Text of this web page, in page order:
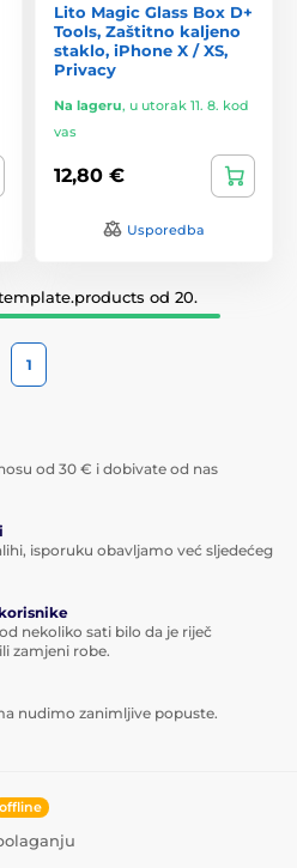
Lito Magic Glass Box D+
Tools, Zaštitno kaljeno
staklo, iPhone X / XS,
Privacy
Na lageru, u utorak 11. 8. kod
vas
12,80 €
Usporedba
od 20.
1
od 30 € i dobivate od nas
isporuku obavljamo već sljedećeg
nekoliko sati bilo da je riječ
zamjeni robe.
nudimo zanimljive popuste.
offline